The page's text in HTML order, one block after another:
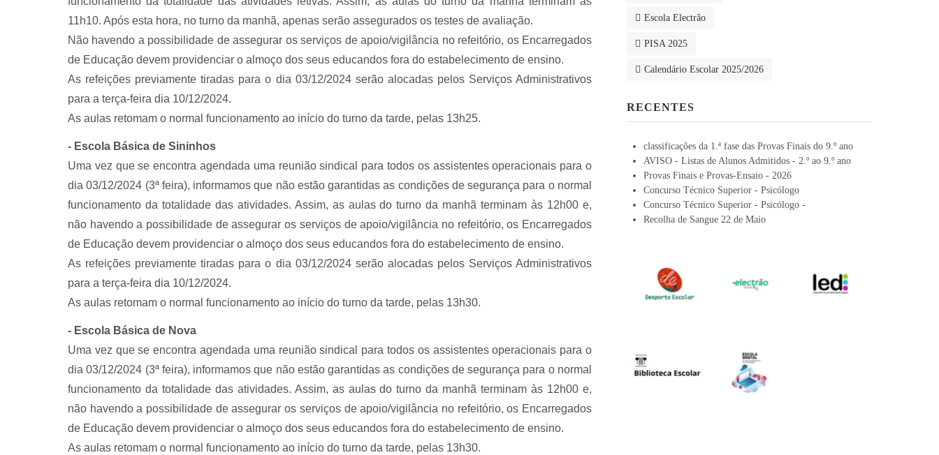
11h10. Após esta hora, no turno da manhã, apenas serão assegurados os testes de avaliação.
Não havendo a possibilidade de assegurar os serviços de apoio/vigilância no refeitório, os Encarregados
de Educação devem providenciar o almoço dos seus educandos fora do estabelecimento de ensino.
As refeições previamente tiradas para o dia 03/12/2024 serão alocadas pelos Serviços Administrativos
para a terça-feira dia 10/12/2024.
As aulas retomam o normal funcionamento ao início do turno da tarde, pelas 13h25.
- Escola Básica de Sininhos
Uma vez que se encontra agendada uma reunião sindical para todos os assistentes operacionais para o
dia 03/12/2024 (3ª feira), informamos que não estão garantidas as condições de segurança para o normal
funcionamento da totalidade das atividades. Assim, as aulas do turno da manhã terminam às 12h00 e,
não havendo a possibilidade de assegurar os serviços de apoio/vigilância no refeitório, os Encarregados
de Educação devem providenciar o almoço dos seus educandos fora do estabelecimento de ensino.
As refeições previamente tiradas para o dia 03/12/2024 serão alocadas pelos Serviços Administrativos
para a terça-feira dia 10/12/2024.
As aulas retomam o normal funcionamento ao início do turno da tarde, pelas 13h30.
- Escola Básica de Nova
Uma vez que se encontra agendada uma reunião sindical para todos os assistentes operacionais para o
dia 03/12/2024 (3ª feira), informamos que não estão garantidas as condições de segurança para o normal
funcionamento da totalidade das atividades. Assim, as aulas do turno da manhã terminam às 12h00 e,
não havendo a possibilidade de assegurar os serviços de apoio/vigilância no refeitório, os Encarregados
de Educação devem providenciar o almoço dos seus educandos fora do estabelecimento de ensino.
As aulas retomam o normal funcionamento ao início do turno da tarde, pelas 13h30.
Escola Electrão
PISA 2025
Calendário Escolar 2025/2026
RECENTES
classificações da 1.ª fase das Provas Finais do 9.º ano
AVISO - Listas de Alunos Admitidos - 2.º ao 9.º ano
Provas Finais e Provas-Ensaio - 2026
Concurso Técnico Superior - Psicólogo
Concurso Técnico Superior - Psicólogo -
Recolha de Sangue 22 de Maio